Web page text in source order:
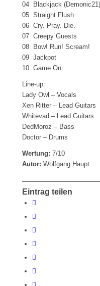
04 Blackjack (Demonic21)
05 Straight Flush
06 Cry. Pray. Die.
07 Creepy Guests
08 Bow! Run! Scream!
09 Jackpot
10 Game On
Line-up:
Lady Owl – Vocals
Xen Ritter – Lead Guitars
Whitevad – Lead Guitars
DedMoroz – Bass
Doctor – Drums
Wertung: 7/10
Autor: Wolfgang Haupt
Eintrag teilen